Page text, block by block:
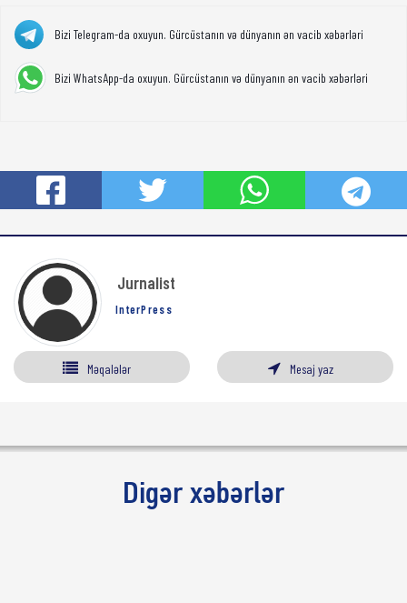
Bizi Telegram-da oxuyun. Gürcüstanın və dünyanın ən vacib xəbərləri
Bizi WhatsApp-da oxuyun. Gürcüstanın və dünyanın ən vacib xəbərləri
Jurnalist
InterPress
Məqalələr Mesaj yaz
Digər xəbərlər